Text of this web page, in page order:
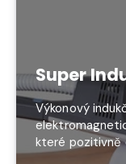
Super
Výkonový
které pozitivně